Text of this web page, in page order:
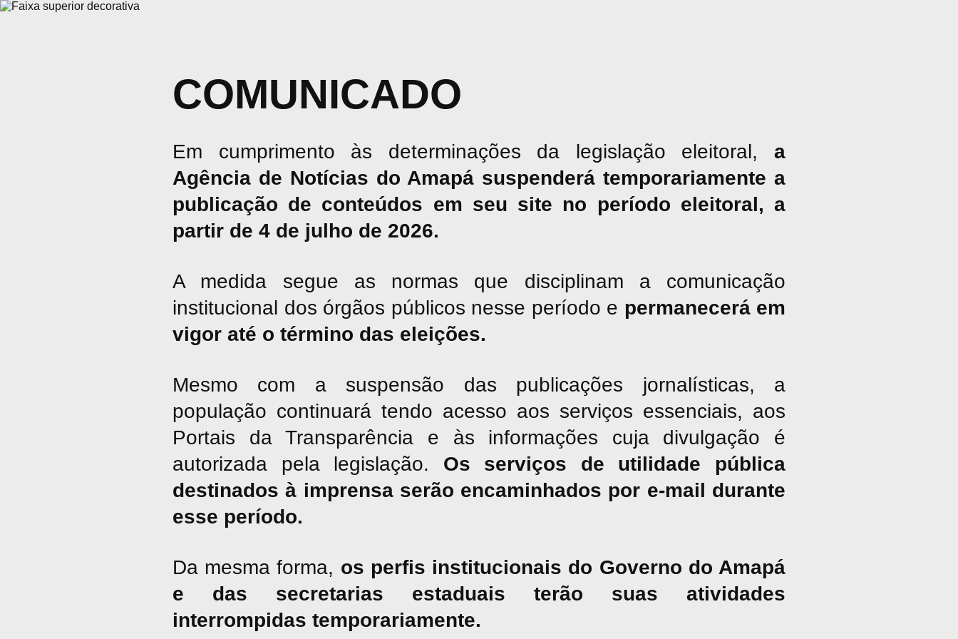
COMUNICADO
Em cumprimento às determinações da legislação eleitoral, a
Agência de Notícias do Amapá suspenderá temporariamente a
publicação de conteúdos em seu site no período eleitoral, a
partir de 4 de julho de 2026.
A medida segue as normas que disciplinam a comunicação
institucional dos órgãos públicos nesse período e permanecerá em
vigor até o término das eleições.
Mesmo com a suspensão das publicações jornalísticas, a
população continuará tendo acesso aos serviços essenciais, aos
Portais da Transparência e às informações cuja divulgação é
autorizada pela legislação. Os serviços de utilidade pública
destinados à imprensa serão encaminhados por e-mail durante
esse período.
Da mesma forma, os perfis institucionais do Governo do Amapá
e das secretarias estaduais terão suas atividades
interrompidas temporariamente.